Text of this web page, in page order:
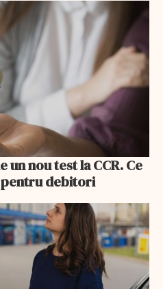
un nou test la CCR. Ce
debitori